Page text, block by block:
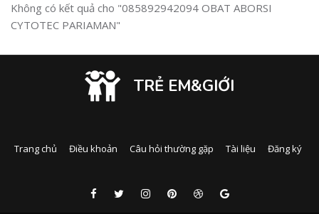
Không có kết quả cho "085892942094 OBAT ABORSI
CYTOTEC PARIAMAN"
TRẺ EM&GIỚI
Trang chủ Điều khoản Câu hỏi thường gặp Tài liệu Đăng ký